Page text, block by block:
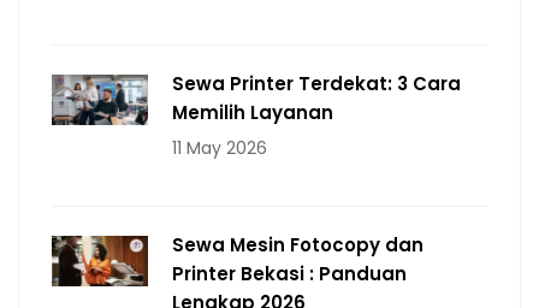
Sewa Printer Terdekat: 3 Cara
Memilih Layanan
11 May 2026
Sewa Mesin Fotocopy dan
Printer Bekasi : Panduan
Lengkap 2026